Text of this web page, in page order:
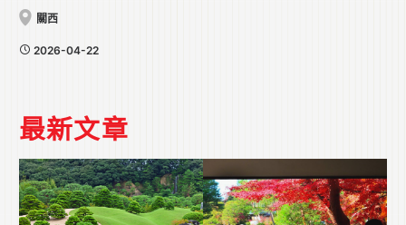
關西
2026-04-22
最新文章